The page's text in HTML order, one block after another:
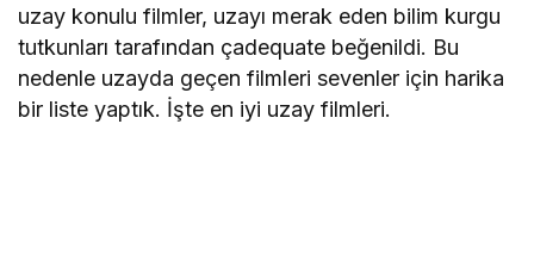
uzay konulu filmler, uzayı merak eden bilim kurgu
tutkunları tarafından çadequate beğenildi. Bu
nedenle uzayda geçen filmleri sevenler için harika
bir liste yaptık. İşte en iyi uzay filmleri.